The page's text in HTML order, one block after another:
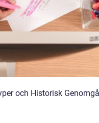
och Historisk